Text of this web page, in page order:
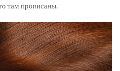
там прописаны.